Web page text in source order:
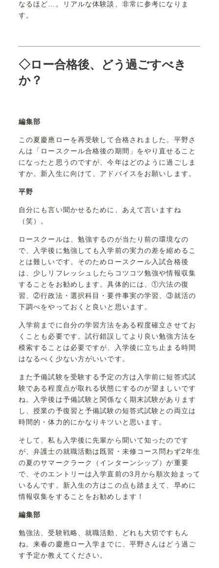
なるほど…。リアルな体験談、非常に参考になりま
す。
◇ロー合格後、どう過ごすべき
か？
編集部
この夏慶應ローを再受験して合格されました。平野さ
んは「ロースクール合格後の期間」をやり直せること
になったと思うのですが、今年はどのように過ごしま
すか。新入生に向けて、アドバイスをお願いします。
平野
自分にも言い聞かせるために、あえて言いますね
（笑）。
ロースクールは、勉強するのが当たり前の環境なの
で、入学後に勉強しても入学前の実力の差を縮めるこ
とは難しいです。そのためロースクール入試合格後
は、少しリフレッシュしたらコツコツ勉強や情報収集
することをお勧めします。具体的には、①六法の復
習、②行政法・選択科目・要件事実の学習、③就活の
下調べをやっておくと良いと思います。
入学前までに自分の学習方法をある程度確立させてお
くことも必要です。試行錯誤してより良い勉強方法を
模索することは必要ですが、入学後に立ち止まる時間
はなるべく少ない方がいいです。
また予備試験を受験する予定の方は入学前に短答式試
験である程度点が取れる状態にするのが望ましいです
ね。入学後は予備試験と関係なく期末試験があります
し、授業の予復習と予備試験の短答式試験との両立は
時間的・体力的にかなりキツいと思います。
そして、私も入学後に先輩から聞いて知ったのです
が、弁護士の就職活動は既習・未修コース問わず2年生
の夏のサマークラーク（インターンシップ）が重要
で、そのエントリーは入学直前の3月から順次始まって
いるんです。新入生の方はこの点も踏まえて、早めに
情報収集をすることをお勧めします！
編集部
勉強法、受験戦略、就職活動、どれも大切ですもん
ね。来春の慶應ロー入学までに、平野さんはどう過ご
す予定か教えてください。